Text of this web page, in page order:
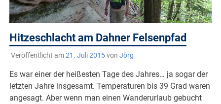
Hitzeschlacht am Dahner Felsenpfad
Veröffentlicht am21. Juli 2015von Jörg
Es war einer der heißesten Tage des Jahres… ja sogar der
letzten Jahre insgesamt. Temperaturen bis 39 Grad waren
angesagt. Aber wenn man einen Wanderurlaub gebucht